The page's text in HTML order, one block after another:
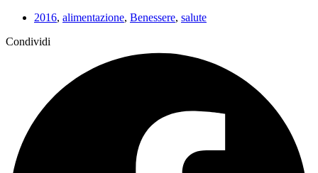
2016, alimentazione, Benessere, salute
Condividi